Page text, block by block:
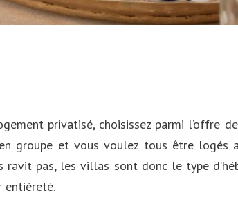
privatisé, choisissez parmi l’offre
groupe et vous voulez tous être logés
ravit pas, les villas sont donc le type
entièreté.